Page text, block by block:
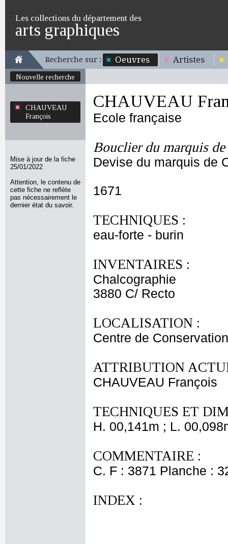
Les collections du département des
arts graphiques
Recherche sur : Oeuvres Artistes
Nouvelle recherche
CHAUVEAU
François
Mise à jour de la fiche
25/01/2022
Attention, le contenu de
cette fiche ne reflète
pas nécessairement le
dernier état du savoir.
CHAUVEAU
Ecole française
Bouclier du marquis
Devise du marquis de
1671
TECHNIQUES :
eau-forte - burin
INVENTAIRES :
Chalcographie
3880 C/ Recto
LOCALISATION :
Centre de
ATTRIBUTION
CHAUVEAU François
TECHNIQUES ET
H. 00,141m ; L.
COMMENTAIRE :
C. F : 3871 Planche :
INDEX :